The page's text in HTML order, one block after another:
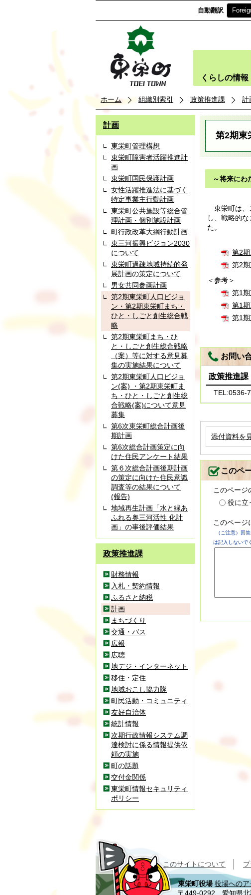
自動翻訳
くらしの情報
ホーム 組織別索引 政策推進課 計
計画
東栄町管理構想
東栄町障害者活躍推進計
画
東栄町国民保護計画
女性活躍推進法に基づく
特定事業主行動計画
東栄町公共施設等総合管
理計画・個別施設計画
町行政改革大綱行動計画
東三河振興ビジョン2030
について
東栄町過疎地域持続的発
展計画の策定について
男女共同参画計画
第2期東栄町人口ビジョ
ン・第2期東栄町まち・
ひと・しごと創生総合戦
略
第2期東栄町まち・ひ
と・しごと創生総合戦略
（案）等に対する意見募
集の実施結果について
第2期東栄町人口ビジョ
ン(案) ・第2期東栄町ま
ち・ひと・しごと創生総
合戦略(案)について意見
募集
第6次東栄町総合計画後
期計画
第6次総合計画策定に向
けた住民アンケート結果
第６次総合計画後期計画
の策定に向けた住民意識
調査等の結果について
(報告)
地域再生計画「水と緑あ
ふれる奥三河活性 化計
画」の事後評価結果
政策推進課
財務情報
入札・契約情報
ふるさと納税
計画
まちづくり
交通・バス
広報
広聴
地デジ・インターネット
移住・定住
地域おこし協力隊
町民活動・コミュニティ
友好自治体
統計情報
次期行政情報システム調
達検討に係る情報提供依
頼の実施
町の話題
交付金関係
東栄町情報セキュリティ
ポリシー
第2期東
～将来にわ
東栄町は、
し、戦略的
た。
第2
第2
＜参考＞
第1
第1
第1
お問い
政策推進課
TEL:0536-
添付資料を
このペ
このページ
役に立
このページ
（ご注意）回
は記入しないで
このサイトについて
東栄町役場 役場への
〒449-0292 愛知県北